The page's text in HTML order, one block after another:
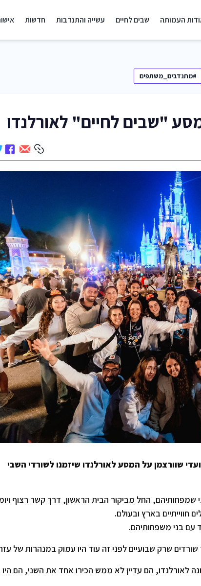
העמותה שבים לחיים עשייה והתנדבות חדשות
#מתנדבים_משתפים
"שבים לחיים" לאורלנדו
יעל אודם ועדי שוורצמן על המסע לאורלנדו שיזמנו לשורדי השבי
החל מביקור הבית הראשון, דרך קשר רצוף
חווייתיים בארץ ובעולם.
שרק שבועיים לפני זה עוד היו עמוק במנהרות של
הם עדיין לא ממש הכירו אחד את השני, הם היו